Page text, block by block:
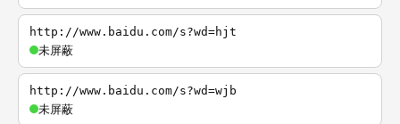
http://www.baidu.com/s?wd=hjt
未屏蔽
http://www.baidu.com/s?wd=wjb
未屏蔽